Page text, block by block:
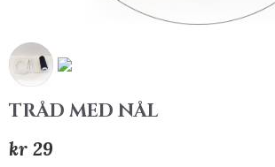
TRÅD MED NÅL
kr 29